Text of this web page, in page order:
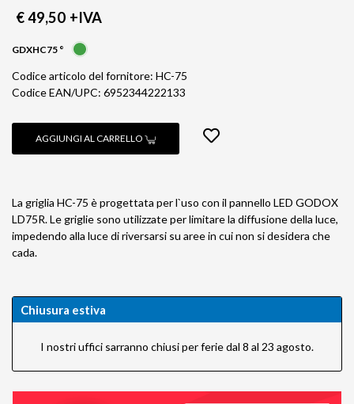
€ 49,50 +IVA
GDXHC75 °
Codice articolo del fornitore: HC-75
Codice EAN/UPC: 6952344222133
AGGIUNGI AL CARRELLO
La griglia HC-75 è progettata per l`uso con il pannello LED GODOX
LD75R. Le griglie sono utilizzate per limitare la diffusione della luce,
impedendo alla luce di riversarsi su aree in cui non si desidera che
cada.
Chiusura estiva
I nostri uffici sarranno chiusi per ferie dal 8 al 23 agosto.